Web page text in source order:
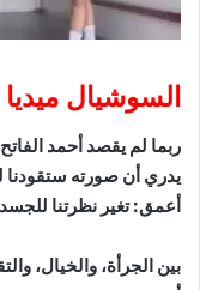
السوشيال
ربما لم يقصد أحمد
يدري أن صورته ستقودنا
أعمق: تغير نظرتنا
بين الجرأة، والخيال،